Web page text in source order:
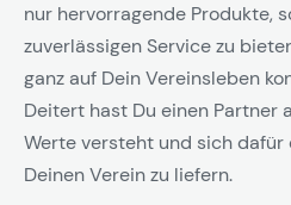
nur hervorragende Produkte,
zuverlässigen Service zu
ganz auf Dein Vereinsleben
Deitert hast Du einen Partner
Werte versteht und sich dafür
Deinen Verein zu liefern.